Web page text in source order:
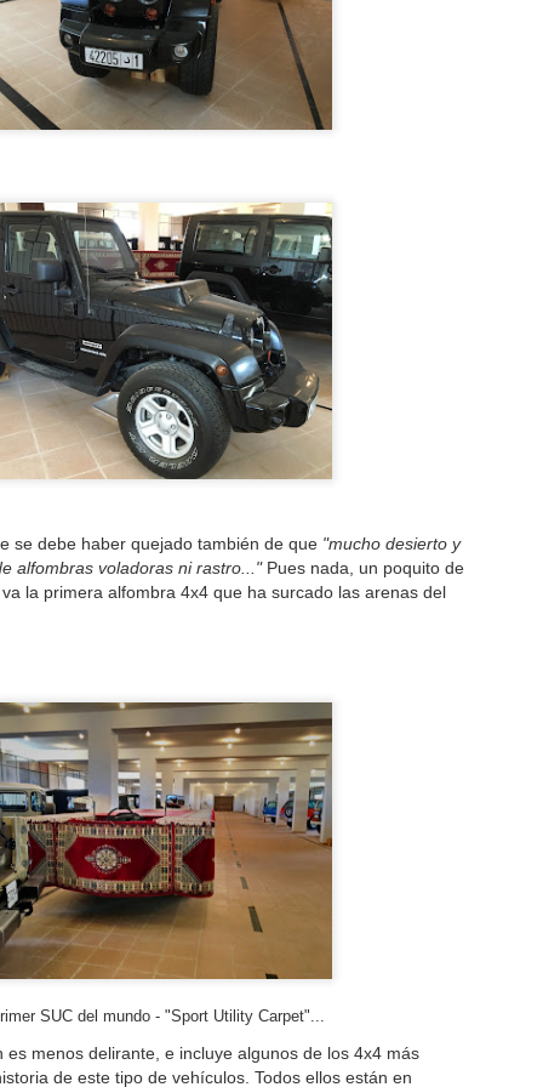
se debe haber quejado también de que "mucho desierto y
alfombras voladoras ni rastro..."Pues nada, un poquito de
la primera alfombra 4x4 que ha surcado las arenas del
SUC del mundo - "Sport Utility Carpet"...
es menos delirante, e incluye algunos de los 4x4 más
de este tipo de vehículos. Todos ellos están en
Según escribo estas líneas está comenzando la edición XL del
Rally Dakar, la cita deportiva más importante del año para los
a las carreras cross-country (y, de hecho, el evento anual
mayor difusión mediática en el mundo). Lo que antes era sinónimo
"Año Nuevo", parece que, en lo sucesivo, va a serlo de "Día de
Una cita de obligado seguimiento, en cualquier caso.
Sherco RTR450 2017 - Galería de fotos
Completo el artículo anterior con unas cuantas fotos de detalle de
por las dunas del Erg Chebbi. Esta es la moto con la que Joan
la Panafrica Rally y quedó quinto en el OiLibya.
Probando la Sherco de Joan Pedrero
Esta es una de esas situaciones que, en el mundo de la alta
competición de las dos ruedas, sólo pueden darse en los Rallies.
du Maroc terminó hoy (10 de Octubre) hace unas horas pero
quedo en Erfoud un par de días en Erfoud, para dar vueltas por aquí
la KTM 690 Rally y quitarme el "mono" de moto después de diez
llevándola en el remolque y viendo a los pilotos competir a tope
estas pistas y dunas.
Así, a lo tonto, mañana se cumple el segundo aniversario del
lanzamiento de este modesto blog, cuya primera entrada se
el 8 de Diciembre de 2015 con esta declaración de intenciones: